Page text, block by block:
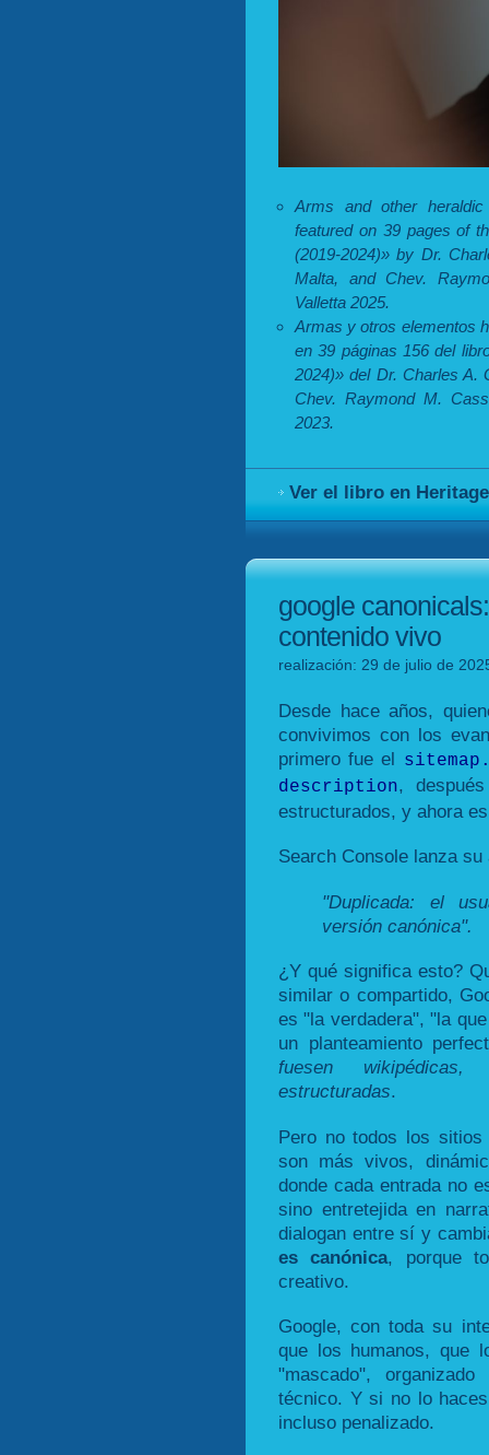
Arms and other
featured on 39 pages of
(2019-2024)» by Dr.
Malta, and Chev.
Valletta 2025.
Armas y otros elementos
en 39 páginas 156 del
2024)» del Dr. Charles A.
Chev. Raymond M.
2023.
Ver el libro en
google
contenido vivo
realización: 29 de julio de
Desde hace años,
convivimos con los
primero fue el
description,
estructurados, y ahora
Search Console lanza
"Duplicada: el
versión canónica".
¿Y qué significa esto?
similar o compartido,
es "la verdadera", "la
un planteamiento
fuesen wikipédicas,
estructuradas.
Pero no todos los
son más vivos,
donde cada entrada no
sino entretejida en
dialogan entre sí y
es canónica, porque
creativo.
Google, con toda su
que los humanos, que
"mascado",
técnico. Y si no lo
incluso penalizado.